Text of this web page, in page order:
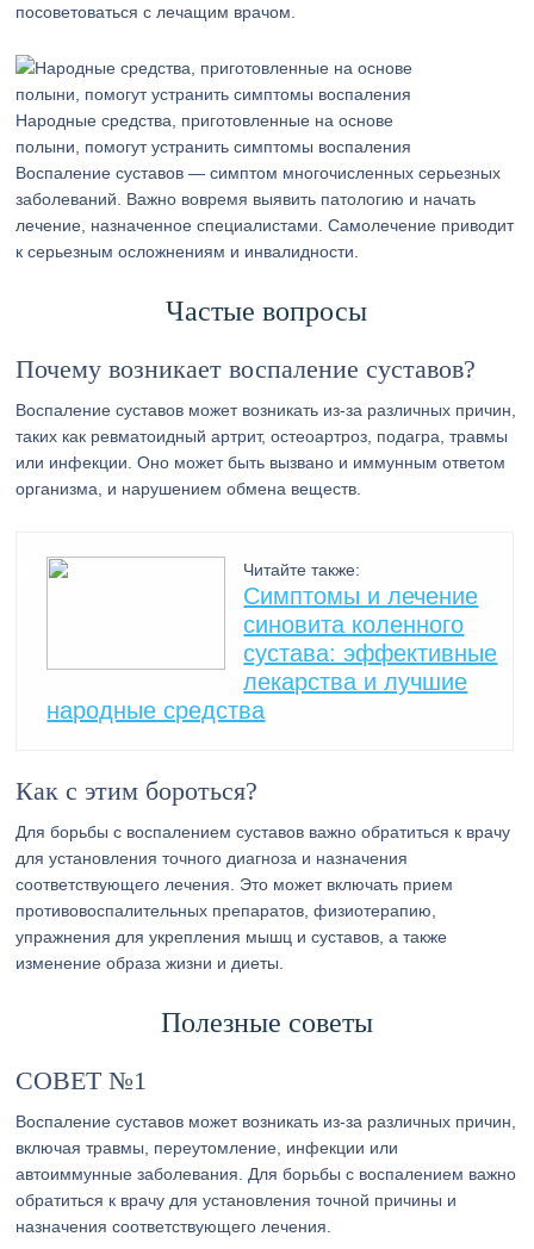
посоветоваться с лечащим врачом.
Народные средства, приготовленные на основе
полыни, помогут устранить симптомы воспаления
Воспаление суставов — симптом многочисленных серьезных
заболеваний. Важно вовремя выявить патологию и начать
лечение, назначенное специалистами. Самолечение приводит
к серьезным осложнениям и инвалидности.
Частые вопросы
Почему возникает воспаление суставов?
Воспаление суставов может возникать из-за различных причин,
таких как ревматоидный артрит, остеоартроз, подагра, травмы
или инфекции. Оно может быть вызвано и иммунным ответом
организма, и нарушением обмена веществ.
Читайте также:
Симптомы и лечение
синовита коленного
сустава: эффективные
лекарства и лучшие
народные средства
Как с этим бороться?
Для борьбы с воспалением суставов важно обратиться к врачу
для установления точного диагноза и назначения
соответствующего лечения. Это может включать прием
противовоспалительных препаратов, физиотерапию,
упражнения для укрепления мышц и суставов, а также
изменение образа жизни и диеты.
Полезные советы
СОВЕТ №1
Воспаление суставов может возникать из-за различных причин,
включая травмы, переутомление, инфекции или
автоиммунные заболевания. Для борьбы с воспалением важно
обратиться к врачу для установления точной причины и
назначения соответствующего лечения.